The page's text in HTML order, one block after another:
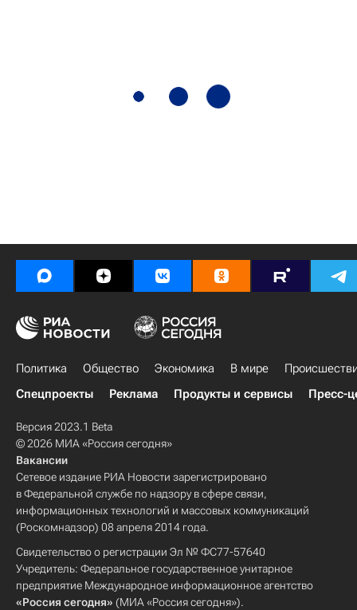
Политика Общество Экономика В мире
Спецпроекты
Реклама Продукты и сервисы Пресс-
Версия 2023.1 Beta
© 2026 МИА «Россия сегодня»
Вакансии
Сетевое издание РИА Новости зарегистрировано
в Федеральной службе по надзору в сфере связи,
информационных технологий и массовых коммуникаций
(Роскомнадзор) 08 апреля 2014 года.
Свидетельство о регистрации Эл № ФС77-57640
Учредитель: Федеральное государственное унитарное
предприятие Международное информационное агентство
«Россия сегодня» (МИА «Россия сегодня»).